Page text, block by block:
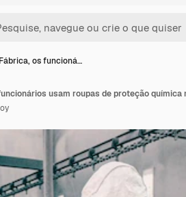
Fábrica, os funcioná…